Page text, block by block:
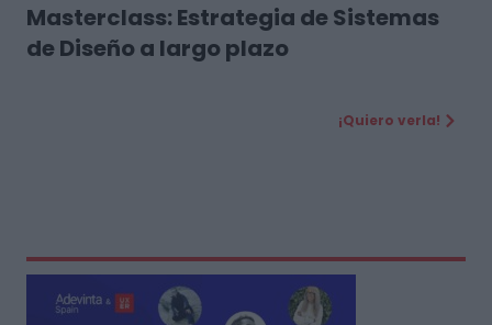
Masterclass: Estrategia de Sistemas
de Diseño a largo plazo
¡Quiero verla!